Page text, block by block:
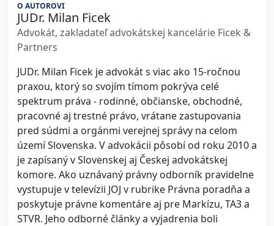
O AUTOROVI
JUDr. Milan Ficek
Advokát, zakladateľ advokátskej kancelárie Ficek &
Partners
JUDr. Milan Ficek je advokát s viac ako 15-ročnou
praxou, ktorý so svojím tímom pokrýva celé
spektrum práva - rodinné, občianske, obchodné,
pracovné aj trestné právo, vrátane zastupovania
pred súdmi a orgánmi verejnej správy na celom
území Slovenska. V advokácii pôsobí od roku 2010 a
je zapísaný v Slovenskej aj Českej advokátskej
komore. Ako uznávaný právny odborník pravidelne
vystupuje v televízii JOJ v rubrike Právna poradňa a
poskytuje právne komentáre aj pre Markízu, TA3 a
STVR. Jeho odborné články a vyjadrenia boli